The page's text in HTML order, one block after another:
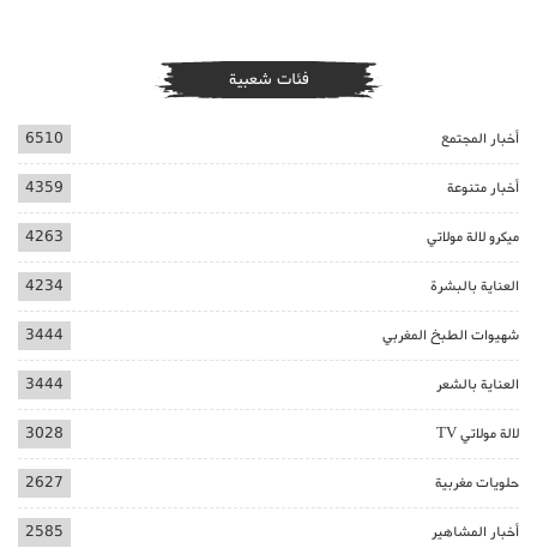
فئات شعبية
أخبار المجتمع 6510
أخبار متنوعة 4359
ميكرو لالة مولاتي 4263
العناية بالبشرة 4234
شهيوات الطبخ المغربي 3444
العناية بالشعر 3444
لالة مولاتي TV 3028
حلويات مغربية 2627
أخبار المشاهير 2585